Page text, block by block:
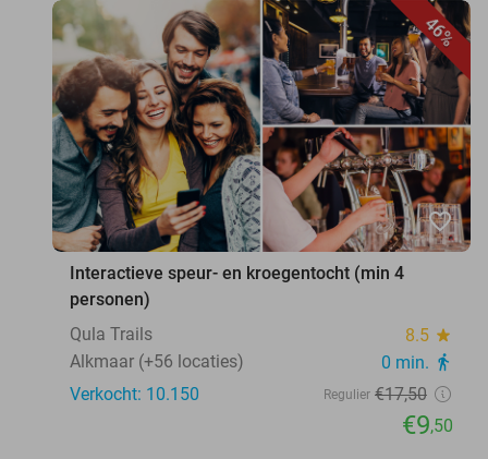
46%
favorite_border
Interactieve speur- en kroegentocht (min 4
personen)
Qula Trails
8.5 star
Alkmaar (+56 locaties) 0 min. directions_walk
Verkocht: 10.150 Regulier €17,50
€9,50